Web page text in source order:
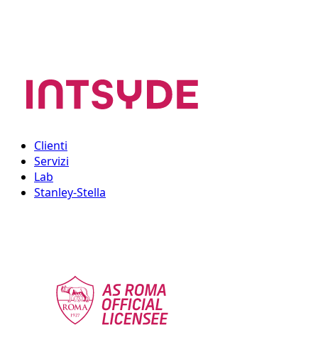
Clienti
Servizi
Lab
Stanley-Stella